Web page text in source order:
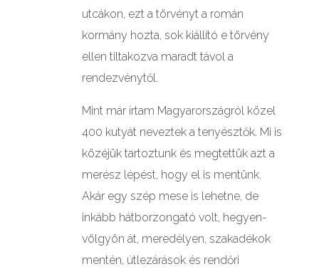
utcákon, ezt a törvényt a román
kormány hozta, sok kiállító e törvény
ellen tiltakozva maradt távol a
rendezvénytől.
Mint már írtam Magyarországról közel
400 kutyát neveztek a tenyésztők. Mi is
közéjük tartoztunk és megtettük azt a
merész lépést, hogy el is mentünk.
Akár egy szép mese is lehetne, de
inkább hátborzongató volt, hegyen-
völgyön át, meredélyen, szakadékok
mentén, útlezárások és rendőri